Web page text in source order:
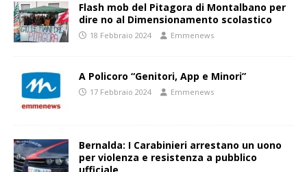
Flash mob del Pitagora di Montalbano per
dire no al Dimensionamento scolastico
18 Febbraio 2024 Emmenews
A Policoro “Genitori, App e Minori”
17 Febbraio 2024 Emmenews
Bernalda: I Carabinieri arrestano un uono
per violenza e resistenza a pubblico